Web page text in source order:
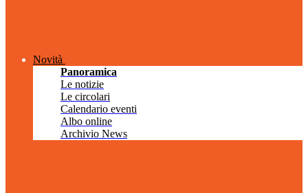
Novità
Panoramica
Le notizie
Le circolari
Calendario eventi
Albo online
Archivio News